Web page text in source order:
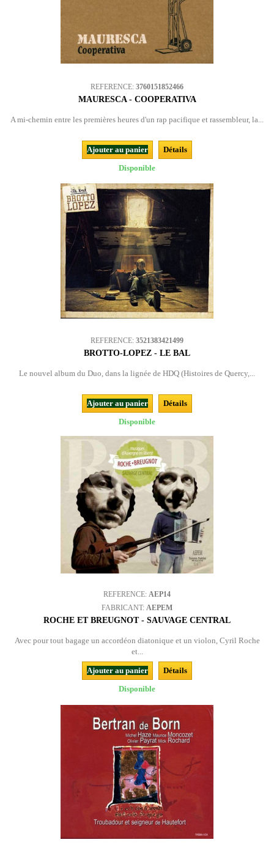
REFERENCE: 3760151852466
MAURESCA - COOPERATIVA
A mi-chemin entre les premières heures d'un rap pacifique et rassembleur, la...
Ajouter au panier
Détails
Disponible
REFERENCE: 3521383421499
BROTTO-LOPEZ - LE BAL
Le nouvel album du Duo, dans la lignée de HDQ (Histoires de Quercy,...
Ajouter au panier
Détails
Disponible
REFERENCE: AEP14
FABRICANT: AEPEM
ROCHE ET BREUGNOT - SAUVAGE CENTRAL
Avec pour tout bagage un accordéon diatonique et un violon, Cyril Roche
et...
Ajouter au panier
Détails
Disponible